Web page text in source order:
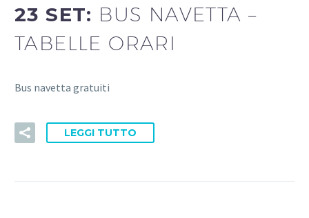
23 SET: BUS NAVETTA –
TABELLE ORARI
Bus navetta gratuiti
LEGGI TUTTO